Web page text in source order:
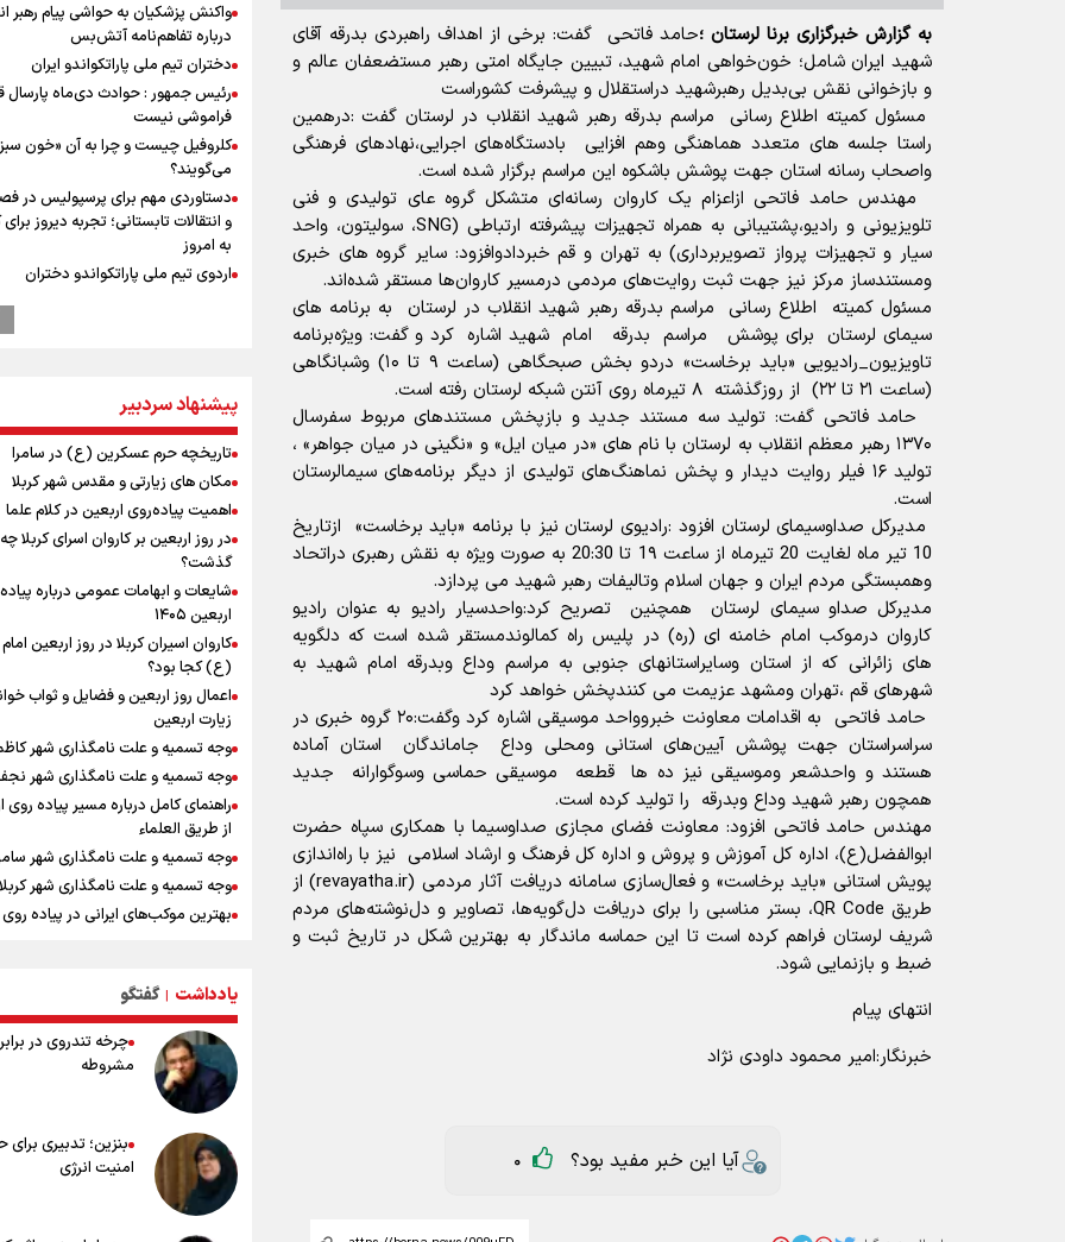
به گزارش خبرگزاری برنا لرستان ؛حامد فاتحی گفت: برخی از اهداف راهبردی بدرقه آقای
شهید ایران شامل؛ خون‌خواهی امام شهید، تبیین جایگاه امتی رهبر مستضعفان عالم و
و بازخوانی نقش بی‌بدیل رهبرشهید دراستقلال و پیشرفت کشوراست
مسئول کمیته اطلاع رسانی مراسم بدرقه رهبر شهید انقلاب در لرستان گفت :درهمین
راستا جلسه های متعدد هماهنگی وهم افزایی بادستگاه‌های اجرایی،نهادهای فرهنگی
واصحاب رسانه استان جهت پوشش باشکوه این مراسم برگزار شده است.
مهندس حامد فاتحی ازاعزام یک کاروان رسانه‌ای متشکل گروه عای تولیدی و فنی
تلویزیونی و رادیو،پشتیبانی به همراه تجهیزات پیشرفته ارتباطی (SNG، سولیتون، واحد
سیار و تجهیزات پرواز تصویربرداری) به تهران و قم خبردادوافزود: سایر گروه های خبری
ومستندساز مرکز نیز جهت ثبت روایت‌های مردمی درمسیر کاروان‌ها مستقر شده‌اند.
مسئول کمیته اطلاع رسانی مراسم بدرقه رهبر شهید انقلاب در لرستان به برنامه های
سیمای لرستان برای پوشش مراسم بدرقه امام شهید اشاره کرد و گفت: ویژه‌برنامه
تاویزیون_رادیویی «باید برخاست» دردو بخش صبحگاهی (ساعت ۹ تا ۱۰) وشبانگاهی
(ساعت ۲۱ تا ۲۲) از روز‌گذشته ۸ تیرماه روی آنتن شبکه لرستان رفته است.
حامد فاتحی گفت: تولید سه مستند جدید و بازپخش مستندهای مربوط سفرسال
۱۳۷۰ رهبر معظم انقلاب به لرستان با نام های «در میان ایل» و «نگینی در میان جواهر» ،
تولید ۱۶ فیلر روایت دیدار و پخش نماهنگ‌های تولیدی از دیگر برنامه‌های سیمالرستان
است.
مدیرکل صداوسیمای لرستان افزود :رادیوی لرستان نیز با برنامه «باید برخاست» ازتاریخ
10 تیر ماه لغایت 20 تیرماه از ساعت 1۹ تا 20:30 به صورت ویژه به نقش رهبری دراتحاد
وهمبستگی مردم ایران و جهان اسلام وتالیفات رهبر شهید می پردازد.
مدیرکل صداو سیمای لرستان همچنین تصریح کرد:واحدسیار رادیو به عنوان رادیو
کاروان درموکب امام خامنه ای (ره) در پلیس راه کمالوندمستقر شده است که دلگویه
های زائرانی که از استان وسایراستانهای جنوبی به مراسم وداع وبدرقه امام شهید به
شهرهای قم ،تهران ومشهد عزیمت می کنندپخش خواهد کرد
حامد فاتحی به اقدامات معاونت خبروواحد موسیقی اشاره کرد وگفت:۲۰ گروه خبری در
سراسراستان جهت پوشش آیین‌های استانی ومحلی وداع جاماندگان استان آماده
هستند و واحدشعر وموسیقی نیز ده ها قطعه موسیقی حماسی وسوگوارانه‌ جدید
همچون رهبر شهید وداع وبدرقه را تولید کرده است.
مهندس حامد فاتحی افزود: معاونت فضای مجازی صداوسیما با همکاری سپاه حضرت
ابوالفضل(ع)، اداره کل آموزش و پروش و اداره کل فرهنگ و ارشاد اسلامی نیز با راه‌اندازی
پویش استانی «باید برخاست» و فعال‌سازی سامانه دریافت آثار مردمی (revayatha.ir) از
طریق QR Code، بستر مناسبی را برای دریافت دل‌گویه‌ها، تصاویر و دل‌نوشته‌های مردم
شریف لرستان فراهم کرده است تا این حماسه ماندگار به بهترین شکل در تاریخ ثبت و
ضبط و بازنمایی شود.
انتهای پیام
خبرنگار:امیر محمود داودی نژاد
آیا این خبر مفید بود؟ 0
واکنش پزشکیان به حواشی پیام رهبر
درباره تفاهم‌نامه آتش‌بس
دختران تیم ملی پاراتکواندو ایران
رئیس جمهور : حوادث دی‌ماه پارسال
فراموشی نیست
کلروفیل چیست و چرا به آن «خون
می‌گویند؟
دستاوردی مهم برای پرسپولیس در
و انتقالات تابستانی؛ تجربه دیروز
به امروز
اردوی تیم ملی پاراتکواندو دختران
عملیات تجهیز کتابخانه روستای هدف
رهبران فلسطینی در روند مذاکرات
می‌کنیم
پزشکیان: سخت‌ترین شرایط ممکن پس
انقلاب را تجربه میکنیم/ اگر تا امروز
بخاطر همه‌ مردم نجیب ایران بوده
رهبر شهید مثل کوه پشتیبان و حامی
بود
ترس نتانیاهو از ترور
فرود یک بالگرد در بیمارستان رمبام در
اشغالی در پی هلاکت ۲
زخمی شدن ۷ نظامی دیگر
راویان عشق در مرز مهران؛ روایت
رسانه‌ای اربعین از قاب دوربین
ایلامی
ارتش صهیونیستی زمین‌های
جنوب لبنان را به آتش کشید
چه کسی باید قیمت‌ها را تعیین کند؟
بازگشت روان دو میلیون و هشتصد هزار
اربعین از مرزهای شش‌گانه
زائران اربعین حسینی در مرز تمرچین
ایران آقای بلامنازع تنگه هرمز
داشت
تصاویری از آتش زدن درختان زیتون
فلسطینیان به دست صهیونیستها
پیشنهاد سردبیر
تاریخچه حرم عسکرین (ع) در سامرا
مکان های زیارتی و مقدس شهر کربلا
اهمیت پیاده‌روی اربعین در کلام علما
در روز اربعین بر کاروان اسرای کربلا چه
گذشت؟
شایعات و ابهامات عمومی درباره
اربعین ۱۴۰۵
کاروان اسیران کربلا در روز اربعین
(ع) کجا بود؟
اعمال روز اربعین و فضایل و ثواب
زیارت اربعین
وجه تسمیه و علت نامگذاری شهر
وجه تسمیه و علت نامگذاری شهر
راهنمای کامل درباره مسیر پیاده روی
از طریق العلماء
وجه تسمیه و علت نامگذاری شهر
وجه تسمیه و علت نامگذاری شهر کربلا
بهترین موکب‌های ایرانی در پیاده
پیاده روی اربعین
خطرات پیاده روی اربعین/ ۷
سفری ایمن و معنوی
۲۰ نکته دوستانه درباره پیاده روی
عراقی ها
۸۰ توصیه کاربردی برای ۸۰
اربعین
توصیه های کاربردی برای زائران در
اربعین
یادداشت | گفتگو
چرخه تندروی در
مشروطه
بنزین؛ تدبیری
امنیت انرژی